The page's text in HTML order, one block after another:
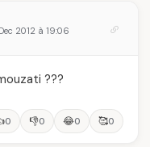
2012 à 19:06
???
0 👎0 😂0 🥰0